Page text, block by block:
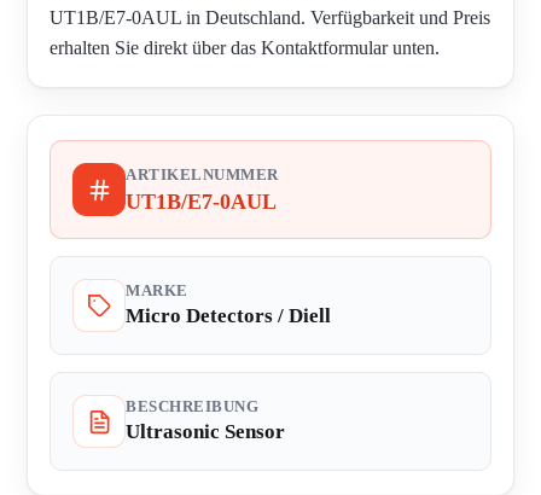
UT1B/E7-0AUL in Deutschland. Verfügbarkeit und Preis
erhalten Sie direkt über das Kontaktformular unten.
ARTIKELNUMMER
UT1B/E7-0AUL
MARKE
Micro Detectors / Diell
BESCHREIBUNG
Ultrasonic Sensor